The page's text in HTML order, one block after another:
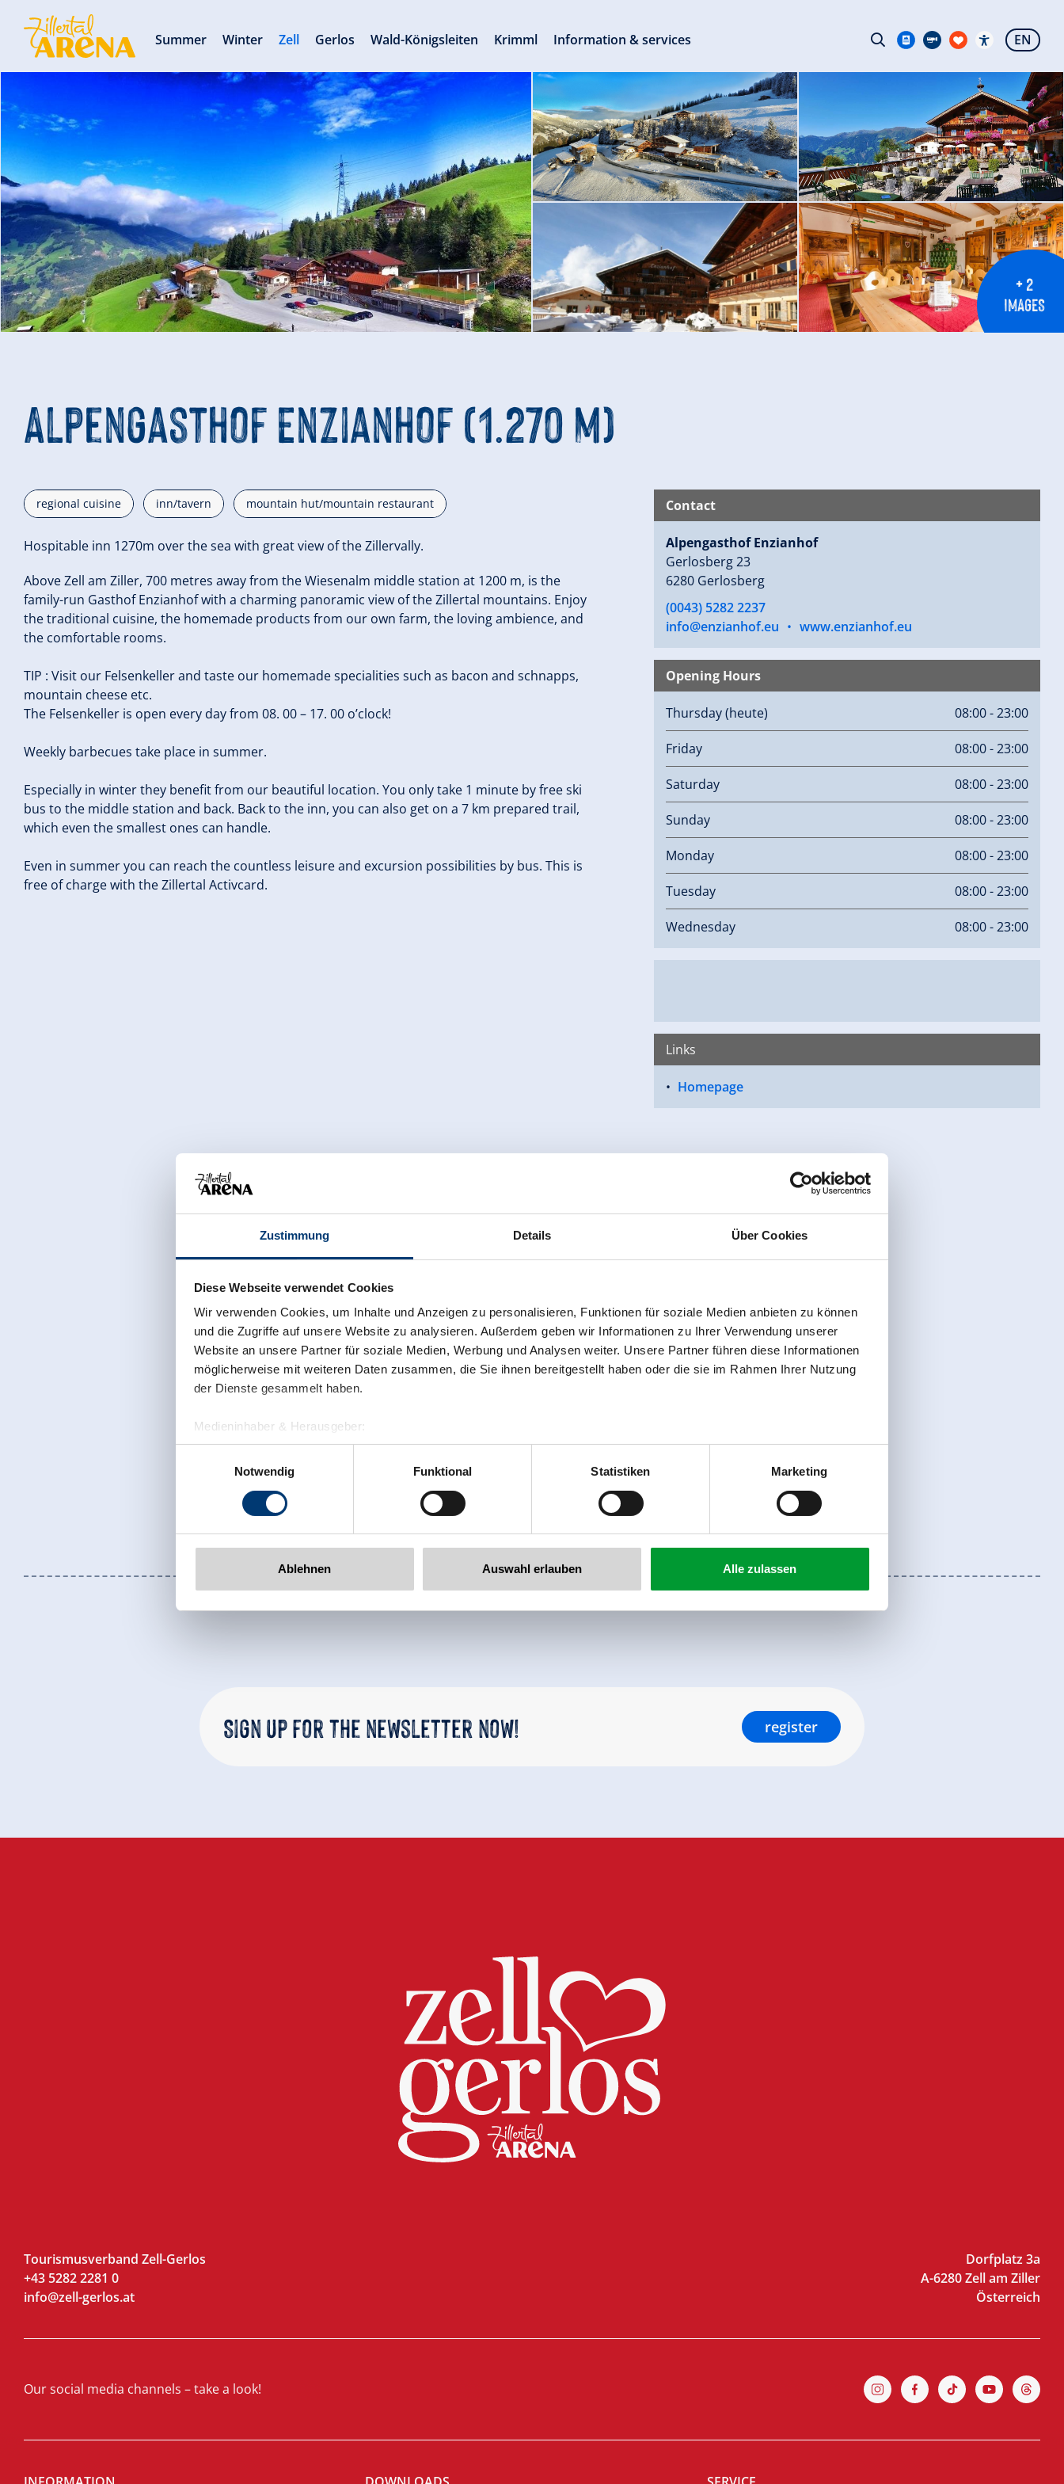
Zustimmung Details Über Cookies
Diese Webseite verwendet Cookies
Wir verwenden Cookies, um Inhalte und Anzeigen zu personalisieren, Funktionen für soziale Medien anbieten zu können
und die Zugriffe auf unsere Website zu analysieren. Außerdem geben wir Informationen zu Ihrer Verwendung unserer
Website an unsere Partner für soziale Medien, Werbung und Analysen weiter. Unsere Partner führen diese Informationen
möglicherweise mit weiteren Daten zusammen, die Sie ihnen bereitgestellt haben oder die sie im Rahmen Ihrer Nutzung
der Dienste gesammelt haben.
Medieninhaber & Herausgeber:
Zeller Bergbahnen Zillertal GmbH & Co KG
Rohr 23// A-6280 Zell am Ziller
www.zillertalarena.com
Notwendig
Funktional Statistiken Marketing
Ablehnen Auswahl erlauben Alle zulassen
+ 2
IMAGES
Alpengasthof Enzianhof (1.270 m)
regional cuisine inn/tavern mountain hut/mountain restaurant
Hospitable inn 1270m over the sea with great view of the Zillervally.
Above Zell am Ziller, 700 metres away from the Wiesenalm middle station at 1200 m, is the
family-run Gasthof Enzianhof with a charming panoramic view of the Zillertal mountains. Enjoy
the traditional cuisine, the homemade products from our own farm, the loving ambience, and
the comfortable rooms.
TIP : Visit our Felsenkeller and taste our homemade specialities such as bacon and schnapps,
mountain cheese etc.
The Felsenkeller is open every day from 08. 00 – 17. 00 o’clock!
Weekly barbecues take place in summer.
Especially in winter they benefit from our beautiful location. You only take 1 minute by free ski
bus to the middle station and back. Back to the inn, you can also get on a 7 km prepared trail,
which even the smallest ones can handle.
Even in summer you can reach the countless leisure and excursion possibilities by bus. This is
free of charge with the Zillertal Activcard.
Contact
Alpengasthof Enzianhof
Gerlosberg 23
6280 Gerlosberg
(0043) 5282 2237
info@enzianhof.eu • www.enzianhof.eu
Opening Hours
Thursday(heute) 08:00 - 23:00
Friday 08:00 - 23:00
Saturday 08:00 - 23:00
Sunday 08:00 - 23:00
Monday 08:00 - 23:00
Tuesday 08:00 - 23:00
Wednesday 08:00 - 23:00
Links
Homepage
back to overview
Sign up for the newsletter now! register
Tourismusverband Zell-Gerlos
+43 5282 2281 0
info@zell-gerlos.at
Dorfplatz 3a
A-6280 Zell am Ziller
Österreich
Our social media channels – take a look!
Summer Winter Zell Gerlos Wald-Königsleiten Krimml Information & services EN